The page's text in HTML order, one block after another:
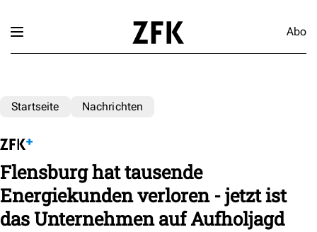
Abo
Startseite Nachrichten
Flensburg hat tausende
Energiekunden verloren - jetzt ist
das Unternehmen auf Aufholjagd